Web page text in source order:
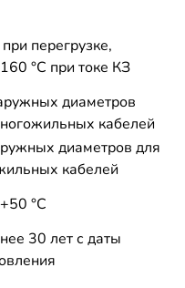
перегрузке,
°C при токе КЗ
диаметров
кабелей
диаметров для
кабелей
°C
30 лет с даты